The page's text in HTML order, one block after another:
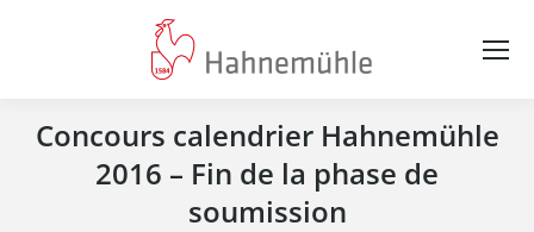
Concours calendrier Hahnemühle
2016 – Fin de la phase de
soumission